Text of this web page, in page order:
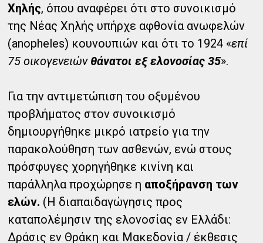
Χηλής, όπου αναφέρει ότι στο συνοικισμό
της Νέας Χηλής υπήρχε αφθονία ανωφελών
(anopheles) κουνουπιών και ότι το 1924 «επί
75 οικογενειών θάνατοι εξ ελονοσίας 35».
Για την αντιμετώπιση του οξυμένου
προβλήματος στον συνοικισμό
δημιουργήθηκε μικρό ιατρείο για την
παρακολούθηση των ασθενών, ενώ στους
πρόσφυγες χορηγήθηκε κινίνη και
παράλληλα προχώρησε η αποξήρανση των
ελών. (Η διαπαιδαγώγησις προς
καταπολέμησιν της ελονοσίας εν Ελλάδι:
Δράσις εν Θράκη και Μακεδονία / έκθεσις